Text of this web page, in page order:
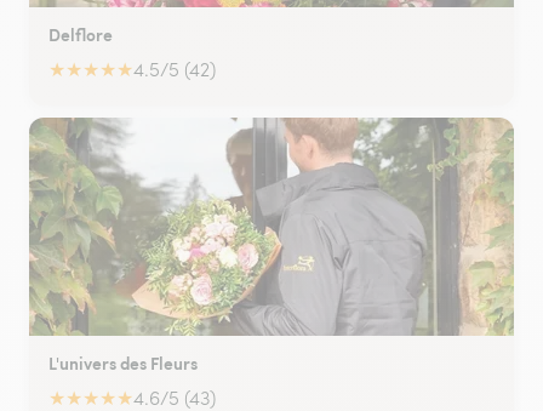
Delflore
★★★★★4.5/5 (42)
L'univers des Fleurs
★★★★★4.6/5 (43)